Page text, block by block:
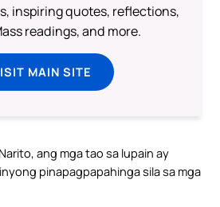
inspiring quotes, reflections,
readings, and more.
MAIN SITE
ang mga tao sa lupain ay
pinapagpapahinga sila sa mga